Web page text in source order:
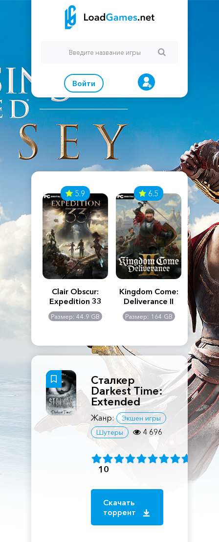
Войти
Creed
5.9
Clair Obscur:
Expedition 33
Размер: 44.9 GB
6.5
Kingdom Come:
Deliverance II
Размер: 164 GB
The
Сталкер
Darkest Time:
Extended
Жанр:
Экшен игры
Шутеры
4 696
10
Скачать
торрент